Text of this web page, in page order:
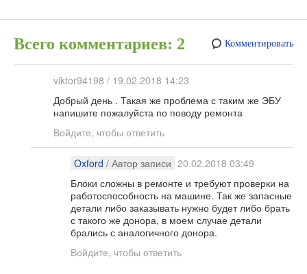
Всего комментариев: 2 Комментировать
viktor94198 / 19.02.2018 14:23
Добрый день . Такая же проблема с таким же ЭБУ
напишите пожалуйста по поводу ремонта
Войдите, чтобы ответить
Oxford / Автор записи 20.02.2018 03:49
Блоки сложны в ремонте и требуют проверки на
работоспособность на машине. Так же запасные
детали либо заказывать нужно будет либо брать
с такого же донора, в моем случае детали
брались с аналогичного донора.
Войдите, чтобы ответить